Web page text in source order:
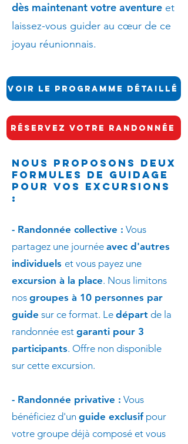
dès maintenant votre aventure et
laissez-vous guider au cœur de ce
joyau réunionnais.
Voir le programme détaillé
Réservez votre randonnée
​​Nous proposons deux
formules de guidage
pour vos excursions
:
- Randonnée collective : Vous
partagez une journée avec d'autres
individuels et vous payez une
excursion à la place. Nous limitons
nos groupes à 10 personnes par
guide sur ce format. Le départ de la
randonnée est garanti pour 3
participants.​ Offre non disponible
sur cette excursion.
- Randonnée privative : Vous
bénéficiez d'un guide exclusifpour
votre groupe déjà composé et vous